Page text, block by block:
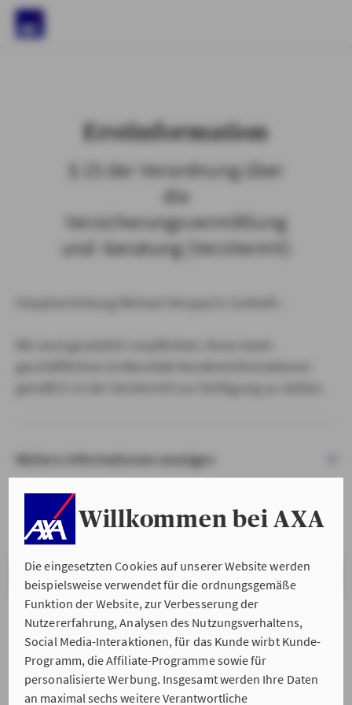
Willkommen bei AXA
Die eingesetzten Cookies auf unserer Website werden
beispielsweise verwendet für die ordnungsgemäße
Funktion der Website, zur Verbesserung der
Nutzererfahrung, Analysen des Nutzungsverhaltens,
Social Media-Interaktionen, für das Kunde wirbt Kunde-
Programm, die Affiliate-Programme sowie für
personalisierte Werbung. Insgesamt werden Ihre Daten
an maximal sechs weitere Verantwortliche
Erstinformation
§ 15 der Verordnung über
die
Versicherungsvermittlung
und -beratung (VersVermV)
Weitere Informationen anzeigen
VERSTANDEN & WEITER